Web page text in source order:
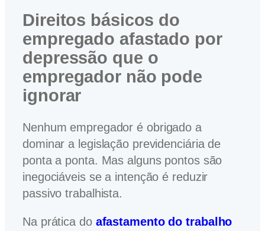
Direitos básicos do
empregado afastado por
depressão que o
empregador não pode
ignorar
Nenhum empregador é obrigado a
dominar a legislação previdenciária de
ponta a ponta. Mas alguns pontos são
inegociáveis se a intenção é reduzir
passivo trabalhista.
Na prática do afastamento do trabalho